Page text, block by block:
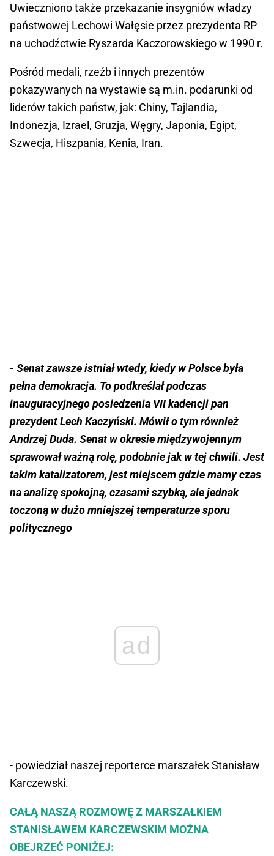
Uwieczniono także przekazanie insygniów władzy
państwowej Lechowi Wałęsie przez prezydenta RP
na uchodźctwie Ryszarda Kaczorowskiego w 1990 r.
Pośród medali, rzeźb i innych prezentów
pokazywanych na wystawie są m.in. podarunki od
liderów takich państw, jak: Chiny, Tajlandia,
Indonezja, Izrael, Gruzja, Węgry, Japonia, Egipt,
Szwecja, Hiszpania, Kenia, Iran.
- Senat zawsze istniał wtedy, kiedy w Polsce była
pełna demokracja. To podkreślał podczas
inauguracyjnego posiedzenia VII kadencji pan
prezydent Lech Kaczyński. Mówił o tym również
Andrzej Duda. Senat w okresie międzywojennym
sprawował ważną rolę, podobnie jak w tej chwili. Jest
takim katalizatorem, jest miejscem gdzie mamy czas
na analizę spokojną, czasami szybką, ale jednak
toczoną w dużo mniejszej temperaturze sporu
politycznego
ad
- powiedział naszej reporterce marszałek Stanisław
Karczewski.
CAŁĄ NASZĄ ROZMOWĘ Z MARSZAŁKIEM
STANISŁAWEM KARCZEWSKIM MOŻNA
OBEJRZEĆ PONIŻEJ: